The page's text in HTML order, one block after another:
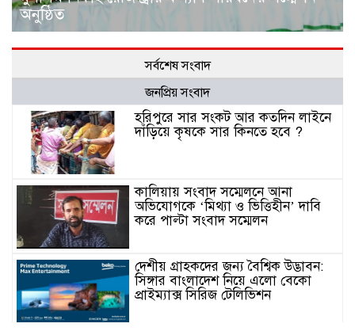
অনুষ্ঠিত
সর্বশেষ সংবাদ
জনপ্রিয় সংবাদ
হরিপুরে সার সংকট আর কতদিন লাইনে
দাঁড়িয়ে কৃষকে সার কিনতে হবে ?
কালিয়ায় সংবাদ সম্মেলনে আনা
অভিযোগকে ‘মিথ্যা ও ভিত্তিহীন’ দাবি
করে পাল্টা সংবাদ সম্মেলন
দেশীয় গ্রাহকদের জন্য বৈশ্বিক উদ্ভাবন:
সিঙ্গার বাংলাদেশ নিয়ে এলো বেকো
প্রাইম্যাক্স সিরিজ টেলিভিশন